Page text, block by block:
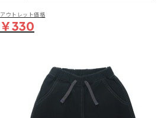
アウトレット価格
￥330